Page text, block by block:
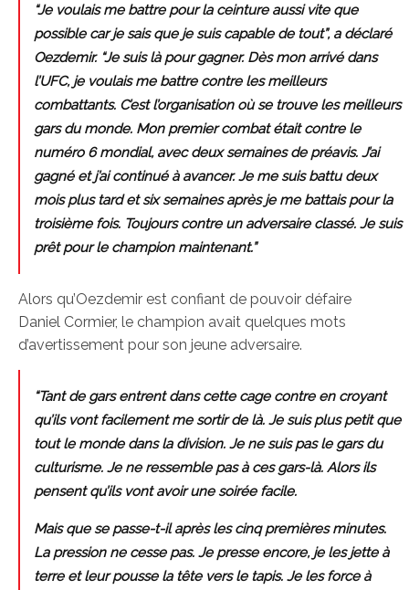
“Je voulais me battre pour la ceinture aussi vite que
possible car je sais que je suis capable de tout”, a déclaré
Oezdemir. “Je suis là pour gagner. Dès mon arrivé dans
l’UFC, je voulais me battre contre les meilleurs
combattants. C’est l’organisation où se trouve les meilleurs
gars du monde. Mon premier combat était contre le
numéro 6 mondial, avec deux semaines de préavis. J’ai
gagné et j’ai continué à avancer. Je me suis battu deux
mois plus tard et six semaines après je me battais pour la
troisième fois. Toujours contre un adversaire classé. Je suis
prêt pour le champion maintenant.”
Alors qu’Oezdemir est confiant de pouvoir défaire
Daniel Cormier, le champion avait quelques mots
d’avertissement pour son jeune adversaire.
“Tant de gars entrent dans cette cage contre en croyant
qu’ils vont facilement me sortir de là. Je suis plus petit que
tout le monde dans la division. Je ne suis pas le gars du
culturisme. Je ne ressemble pas à ces gars-là. Alors ils
pensent qu’ils vont avoir une soirée facile.
Mais que se passe-t-il après les cinq premières minutes.
La pression ne cesse pas. Je presse encore, je les jette à
terre et leur pousse la tête vers le tapis. Je les force à